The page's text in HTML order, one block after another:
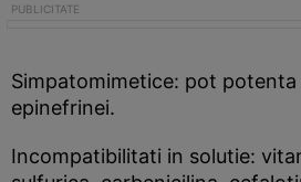
Simpatomimetice: pot
epinefrinei.
Incompatibilitati in solutie: